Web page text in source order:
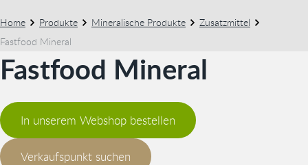
Home Produkte Mineralische Produkte
Zusatzmittel
Fastfood Mineral
Fastfood Mineral
In unserem Webshop bestellen
Verkaufspunkt suchen